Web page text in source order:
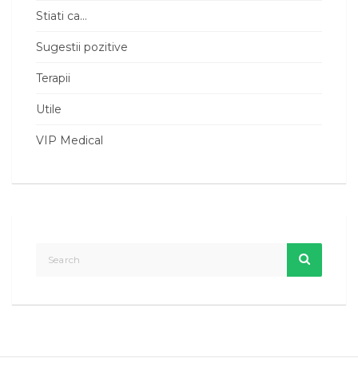
Stiati ca…
Sugestii pozitive
Terapii
Utile
VIP Medical